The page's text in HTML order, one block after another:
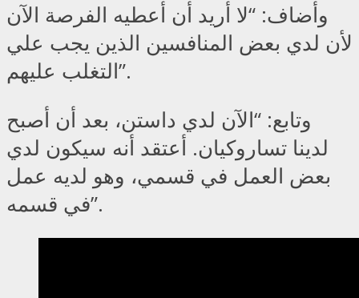
وأضاف: “لا أريد أن أعطيه الفرصة الآن
لأن لدي بعض المنافسين الذين يجب علي
التغلب عليهم”.
وتابع: “الآن لدي داستن، بعد أن أصبح
لدينا تساروكيان. أعتقد أنه سيكون لدي
بعض العمل في قسمي، وهو لديه عمل
في قسمه”.